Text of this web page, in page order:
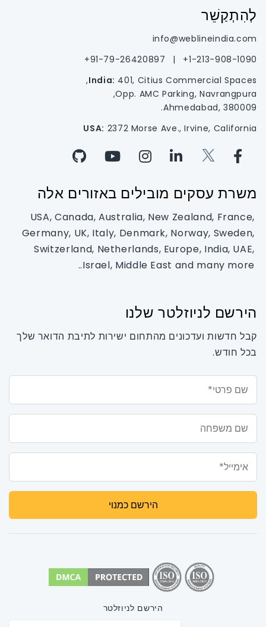
לְהִתְקַשֵׁר
info@weblineindia.com
1-213-908-1090+
|
91-79-26420897+
India: 401, Citius Commercial Spaces,
Opp. AMC Parking, Navrangpura,
Ahmedabad, 380009.
USA: 2372 Morse Ave., Irvine, California
משרת עסקים מובילים באזורים אלה
USA, Canada, Australia, New Zealand, France,
Germany, UK, Italy, Denmark, Norway, Sweden,
Switzerland, Netherlands, Europe, India, UAE,
Israel, Middle East and many more..
הירשם לניוזלטר שלנו
קבל חדשות ועדכונים מהתחום ישירות לתיבת הדואר שלך
בכל חודש.
הירשם לניוזלטר